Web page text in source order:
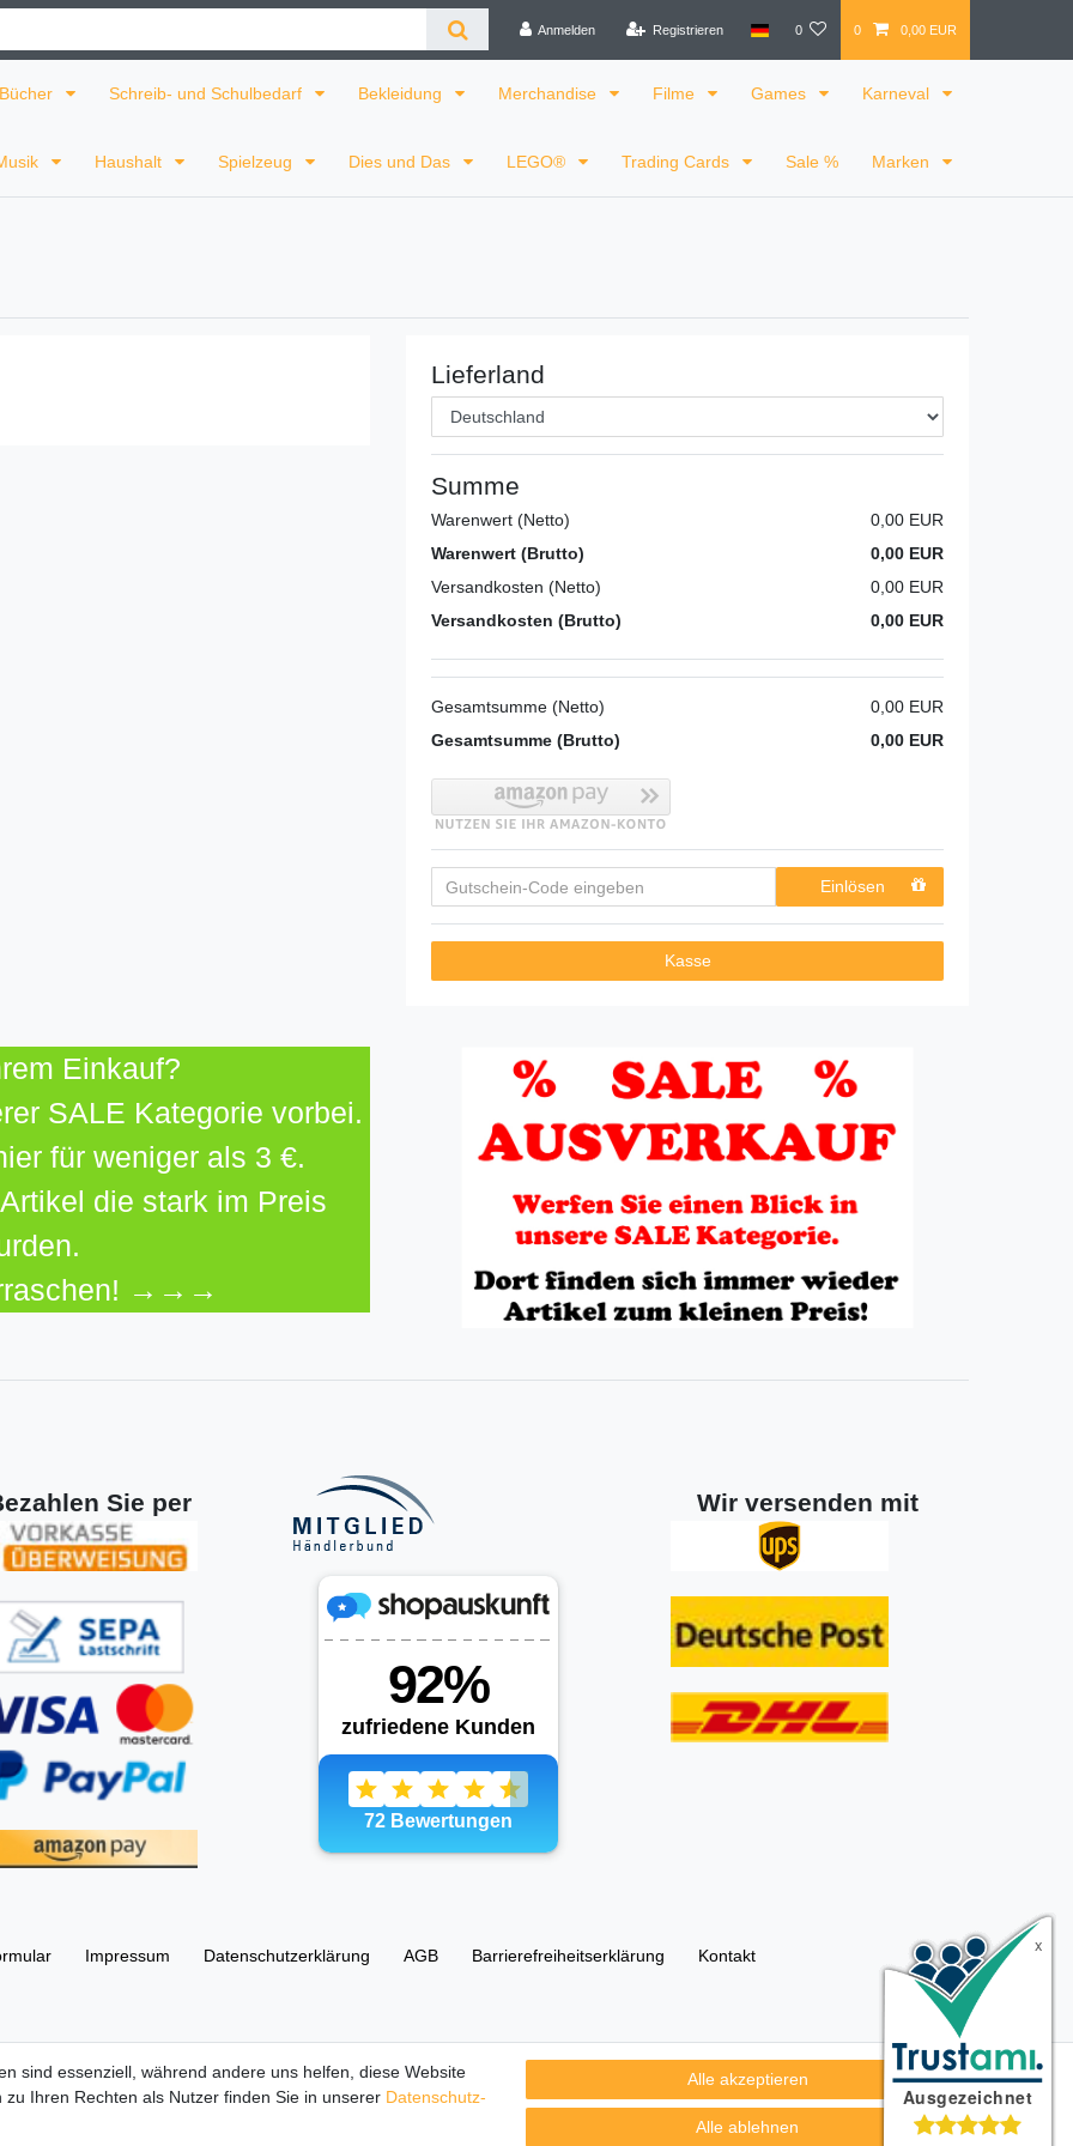
Anmelden Registrieren 0 0 0,00 EUR
Bücher Schreib- und Schulbedarf Bekleidung Merchandise Filme Games Karneval
Haushalt Spielzeug Dies und Das LEGO® Trading Cards Sale % Marken
Lieferland
Summe
Warenwert (Netto)
0,00 EUR
Warenwert (Brutto)
0,00 EUR
Versandkosten (Netto)
0,00 EUR
Versandkosten (Brutto)
0,00 EUR
Gesamtsumme (Netto)
0,00 EUR
Gesamtsumme (Brutto)
0,00 EUR
Einlösen
Kasse
Einkauf?
SALE Kategorie vorbei.
für weniger als 3 €.
die stark im Preis
→→→
Sie per Wir versenden mit
Impressum Daten­schutz­erklärung AGB Barrierefreiheitserklärung Kontakt
und Beschreibungen sind Eigentum Ihrer rechtmäßigen Eigentümer und dienen hier nur der Beschreibung.
sind essenziell, während andere uns helfen, diese Website
Ihren Rechten als Nutzer finden Sie in unserer Daten­schutz­
Alle akzeptieren
Alle ablehnen